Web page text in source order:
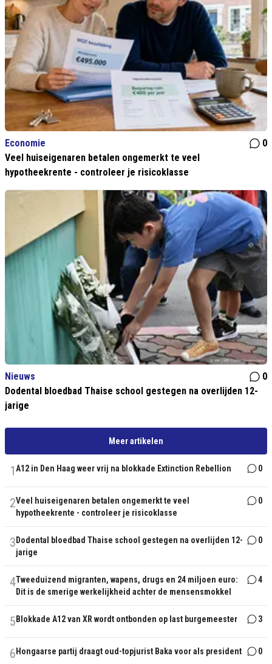
Economie
0
Veel huiseigenaren betalen ongemerkt te veel
hypotheekrente - controleer je risicoklasse
Nieuws
0
Dodental bloedbad Thaise school gestegen na overlijden 12-
jarige
Meer artikelen
1A12 in Den Haag weer vrij na blokkade Extinction Rebellion 0
2Veel huiseigenaren betalen ongemerkt te veel
hypotheekrente - controleer je risicoklasse
0
3 Dodental bloedbad Thaise school gestegen na overlijden 12-
jarige
0
4Tweeduizend migranten, wapens, drugs en 24 miljoen euro:
Dit is de smerige werkelijkheid achter de mensensmokkel
4
5 Blokkade A12 van XR wordt ontbonden op last burgemeester 3
6 Hongaarse partij draagt oud-topjurist Baka voor als president 0